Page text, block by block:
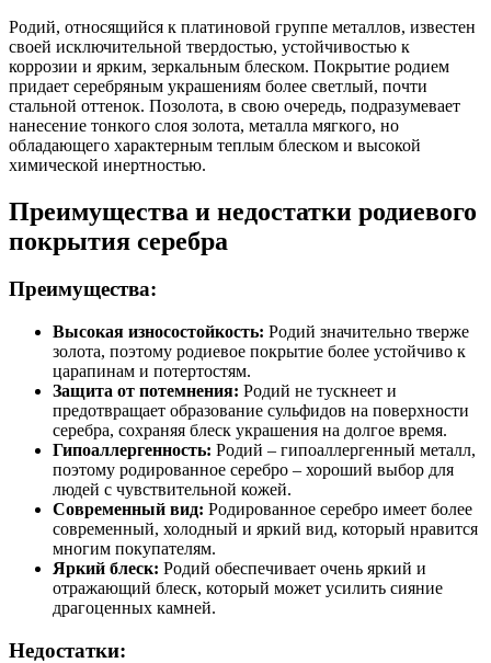
Родий, относящийся к платиновой группе металлов, известен
своей исключительной твердостью, устойчивостью к
коррозии и ярким, зеркальным блеском. Покрытие родием
придает серебряным украшениям более светлый, почти
стальной оттенок. Позолота, в свою очередь, подразумевает
нанесение тонкого слоя золота, металла мягкого, но
обладающего характерным теплым блеском и высокой
химической инертностью.
Преимущества и недостатки родиевого
покрытия серебра
Преимущества:
Высокая износостойкость: Родий значительно тверже
золота, поэтому родиевое покрытие более устойчиво к
царапинам и потертостям.
Защита от потемнения: Родий не тускнеет и
предотвращает образование сульфидов на поверхности
серебра, сохраняя блеск украшения на долгое время.
Гипоаллергенность: Родий – гипоаллергенный металл,
поэтому родированное серебро – хороший выбор для
людей с чувствительной кожей.
Современный вид: Родированное серебро имеет более
современный, холодный и яркий вид, который нравится
многим покупателям.
Яркий блеск: Родий обеспечивает очень яркий и
отражающий блеск, который может усилить сияние
драгоценных камней.
Недостатки: